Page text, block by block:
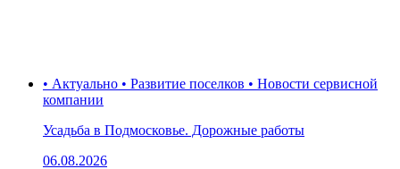
• Актуально • Развитие поселков • Новости сервисной
компании
Усадьба в Подмосковье. Дорожные работы
06.08.2026